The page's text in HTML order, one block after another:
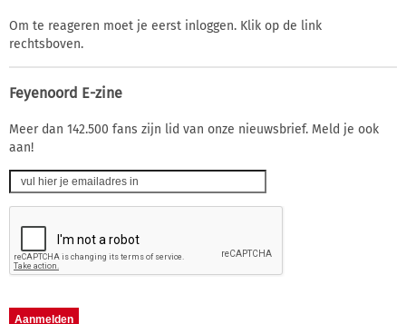
Om te reageren moet je eerst inloggen. Klik op de link
rechtsboven.
Feyenoord E-zine
Meer dan 142.500 fans zijn lid van onze nieuwsbrief. Meld je ook
aan!